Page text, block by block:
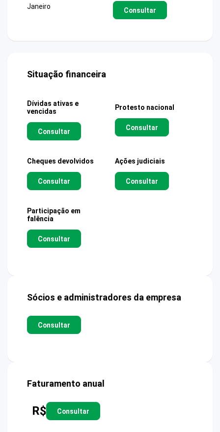
Janeiro
Consultar
Situação financeira
Dívidas ativas e
vencidas
Consultar
Protesto nacional
Consultar
Cheques devolvidos
Consultar
Ações judiciais
Consultar
Participação em
falência
Consultar
Sócios e administradores da empresa
Consultar
Faturamento anual
R$ Consultar